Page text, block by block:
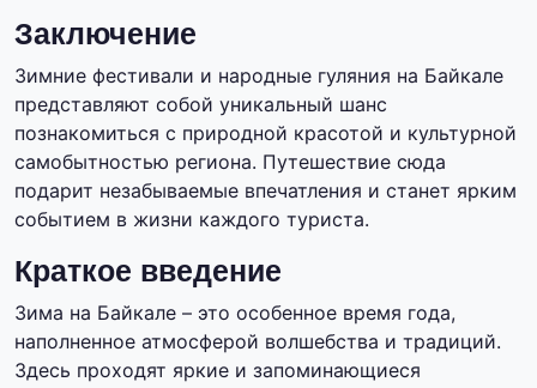
Заключение
Зимние фестивали и народные гуляния на Байкале
представляют собой уникальный шанс
познакомиться с природной красотой и культурной
самобытностью региона. Путешествие сюда
подарит незабываемые впечатления и станет ярким
событием в жизни каждого туриста.
Краткое введение
Зима на Байкале – это особенное время года,
наполненное атмосферой волшебства и традиций.
Здесь проходят яркие и запоминающиеся